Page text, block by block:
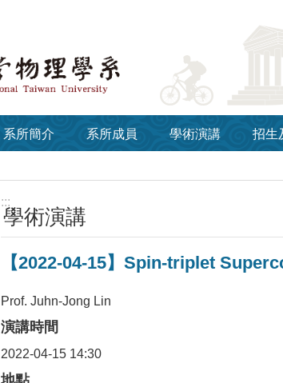
系所簡介 系所成員 學術演講 招生
:::
學術演講
【2022-04-15】Spin-triplet
Prof. Juhn-Jong Lin
演講時間
2022-04-15 14:30
地點